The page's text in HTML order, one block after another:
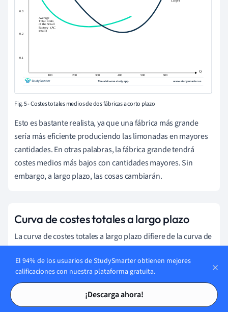
Tarjetas de estudio
Tarjetas de estudio
Fig. 5 - Costes totales medios de dos fábricas a corto plazo
Esto es bastante realista, ya que una fábrica más grande
sería más eficiente produciendo las limonadas en mayores
cantidades. En otras palabras, la fábrica grande tendrá
costes medios más bajos con cantidades mayores. Sin
embargo, a largo plazo, las cosas cambiarán.
Curva de costes totales a largo plazo
La curva de costes totales a largo plazo difiere de la curva de
la posibilidad de cambiar las cosas a largo plazo. A
diferencia de lo que ocurre a corto plazo, los costes fijos ya
no son fijos a largo plazo. Puedes cerrar fábricas, introducir
nuevas tecnologías o cambiar tu estrategia empresarial. El
El 94% de los usuarios de StudySmarter obtienen mejores
calificaciones con nuestra plataforma gratuita.
¡Descarga ahora!